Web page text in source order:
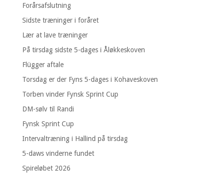
Forårsafslutning
Sidste træninger i foråret
Lær at lave træninger
På tirsdag sidste 5-dages i Åløkkeskoven
Flügger aftale
Torsdag er der Fyns 5-dages i Kohaveskoven
Torben vinder Fynsk Sprint Cup
DM-sølv til Randi
Fynsk Sprint Cup
Intervaltræning i Hallind på tirsdag
5-daws vinderne fundet
Spireløbet 2026